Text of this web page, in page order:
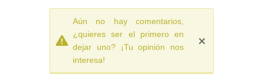
Aún no hay comentarios,
¿quieres ser el primero en
dejar uno? ¡Tu opinión nos
interesa!